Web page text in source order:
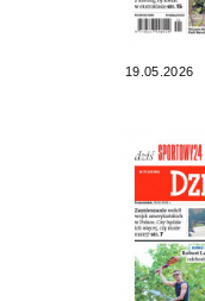
19.05.2026